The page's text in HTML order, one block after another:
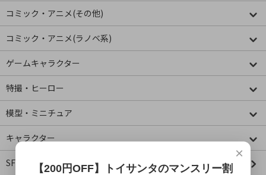
コミック・アニメ(その他)
コミック・アニメ(ラノベ系)
ゲームキャラクター
特撮・ヒーロー
模型・ミニチュア
キャラクター
SF・映画・アメコミ
×
【200円OFF】トイサンタのマンスリー割